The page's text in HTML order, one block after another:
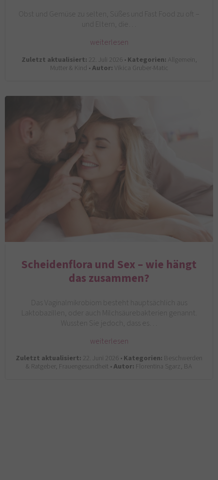
Obst und Gemüse zu selten, Süßes und Fast Food zu oft –
und Eltern, die…
weiterlesen
Zuletzt aktualisiert: 22. Juli 2026 •Kategorien: Allgemein,
Mutter & Kind •Autor:Vikica Gruber-Matic
Scheidenflora und Sex – wie hängt
das zusammen?
Das Vaginalmikrobiom besteht hauptsächlich aus
Laktobazillen, oder auch Milchsäurebakterien genannt.
Wussten Sie jedoch, dass es…
weiterlesen
Zuletzt aktualisiert: 22. Juni 2026 •Kategorien: Beschwerden
& Ratgeber, Frauengesundheit •Autor: Florentina Sgarz, BA